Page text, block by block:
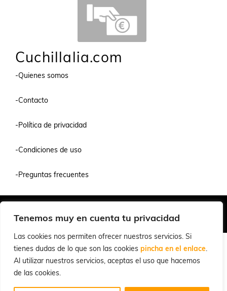
Tenemos muy en cuenta tu privacidad
Las cookies nos permiten ofrecer nuestros servicios. Si
tienes dudas de lo que son las cookies pincha en el enlace.
Al utilizar nuestros servicios, aceptas el uso que hacemos
de las cookies.
Cuchillalia.com
-Quienes somos
-Contacto
-Política de privacidad
-Condiciones de uso
-Preguntas frecuentes
© 2026 Cuchillalia.com